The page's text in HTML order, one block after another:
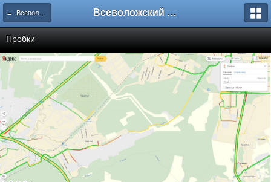
← Всеволожск Всеволожский форум
Пробки